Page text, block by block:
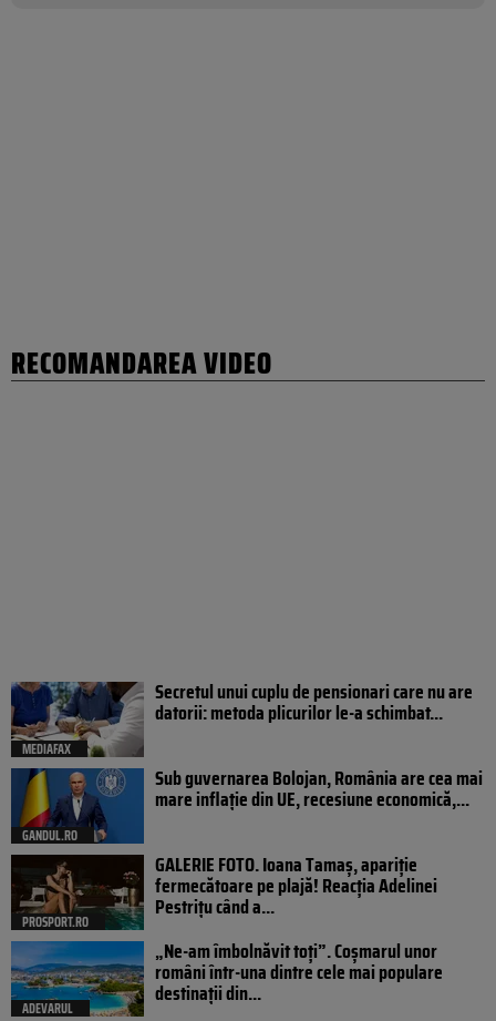
RECOMANDAREA VIDEO
MEDIAFAX
Secretul unui cuplu de pensionari care nu are
datorii: metoda plicurilor le-a schimbat...
GANDUL.RO
Sub guvernarea Bolojan, România are cea mai
mare inflație din UE, recesiune economică,...
PROSPORT.RO
GALERIE FOTO. Ioana Tamaş, apariție
fermecătoare pe plajă! Reacția Adelinei
Pestrițu când a...
ADEVARUL
„Ne-am îmbolnăvit toți”. Coșmarul unor
români într-una dintre cele mai populare
destinații din...